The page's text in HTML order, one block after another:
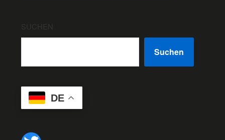
SUCHEN
Suchen
DE